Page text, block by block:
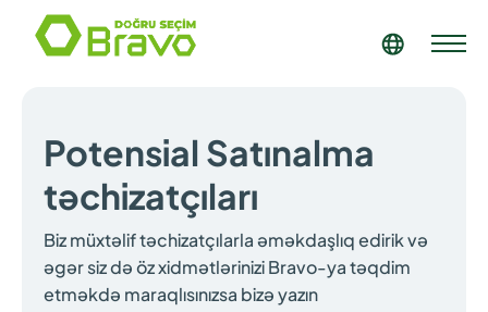
Potensial Satınalma
təchizatçıları
Biz müxtəlif təchizatçılarla əməkdaşlıq edirik və
əgər siz də öz xidmətlərinizi Bravo-ya təqdim
etməkdə maraqlısınızsa bizə yazın